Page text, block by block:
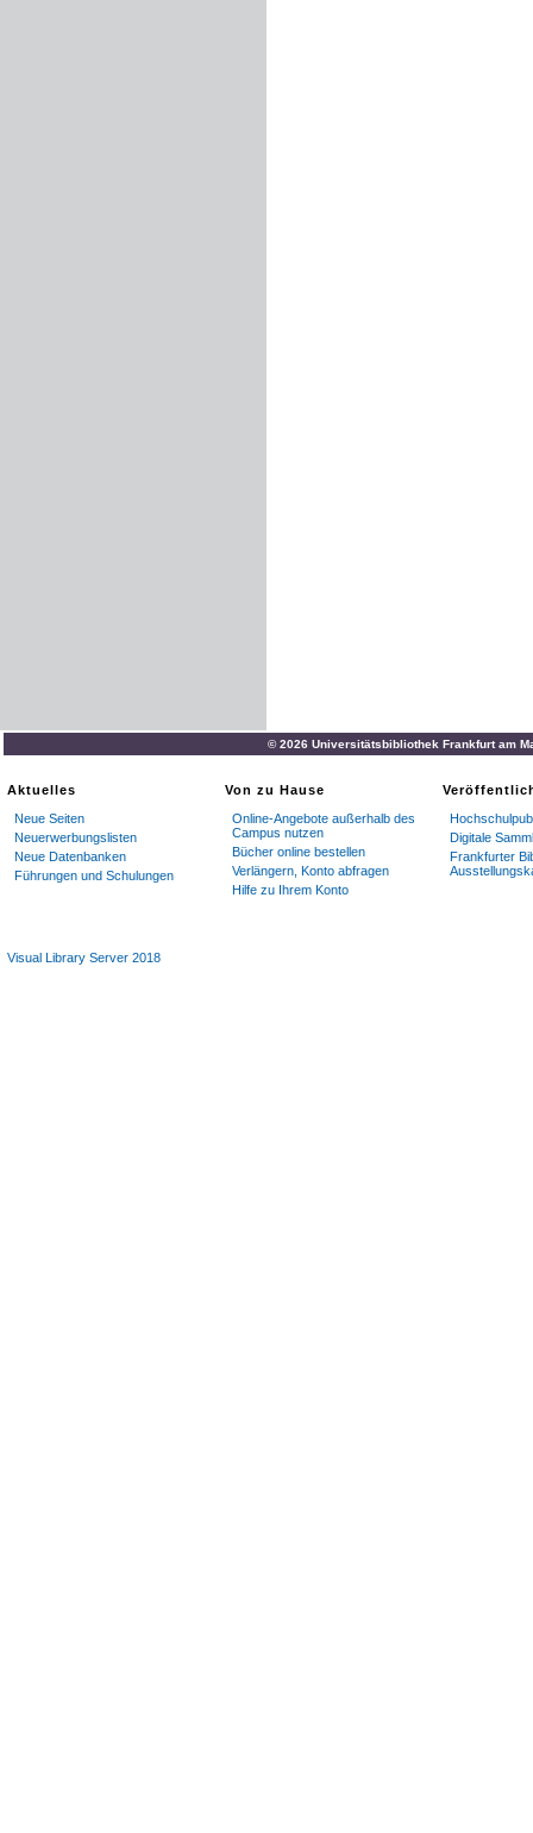
© 2026 Universitätsbibliothek Frankfurt am
Aktuelles
Neue Seiten
Neuerwerbungslisten
Neue Datenbanken
Führungen und Schulungen
Von zu Hause
Online-Angebote außerhalb des
Campus nutzen
Bücher online bestellen
Verlängern, Konto abfragen
Hilfe zu Ihrem Konto
Digitale
Frankfurter
Visual Library Server 2018